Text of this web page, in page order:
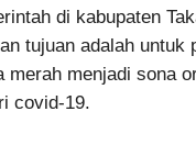
di kabupaten
tujuan adalah untuk
menjadi sona
covid-19.